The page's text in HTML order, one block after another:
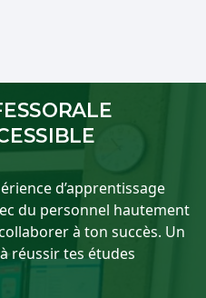
d’apprentissage
du personnel hautement
à ton succès. Un
réussir tes études